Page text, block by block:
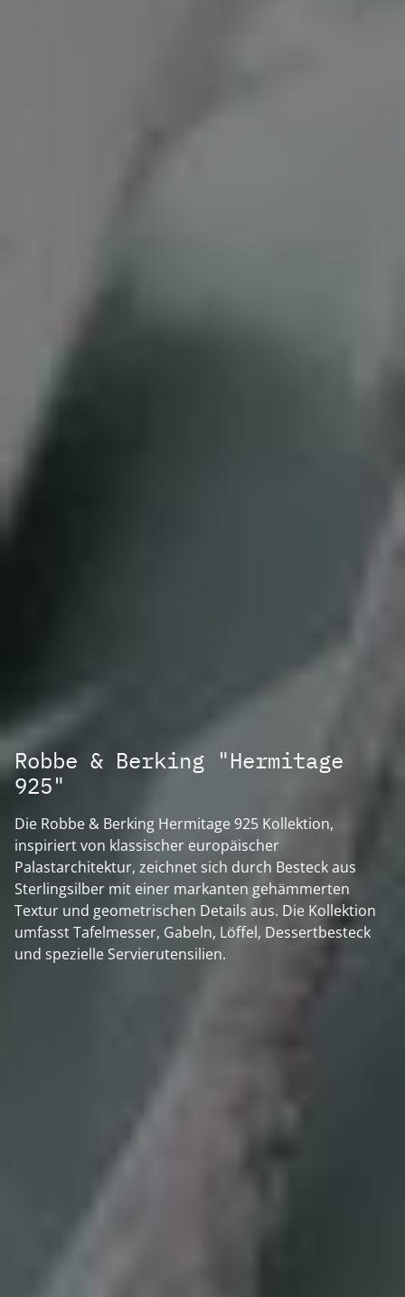
Robbe & Berking "Hermitage
925"
Die Robbe & Berking Hermitage 925 Kollektion,
inspiriert von klassischer europäischer
Palastarchitektur, zeichnet sich durch Besteck aus
Sterlingsilber mit einer markanten gehämmerten
Textur und geometrischen Details aus. Die Kollektion
umfasst Tafelmesser, Gabeln, Löffel, Dessertbesteck
und spezielle Servierutensilien.